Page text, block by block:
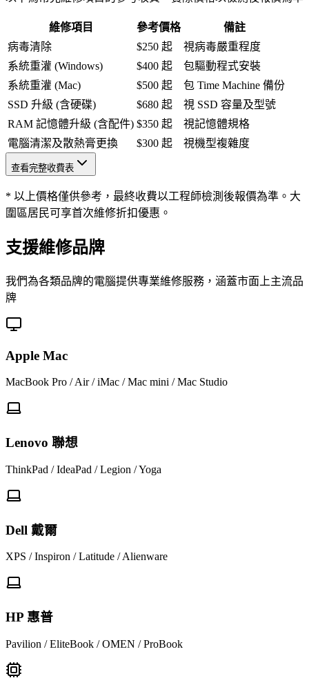
維修項目 參考價格
備註
病毒清除
$250 起
視病毒嚴重程度
系統重灌 (Windows)
$400 起
包驅動程式安裝
系統重灌 (Mac)
$500 起
包 Time Machine 備份
SSD 升級 (含硬碟)
$680 起
視 SSD 容量及型號
RAM 記憶體升級 (含配件) $350 起
視記憶體規格
電腦清潔及散熱膏更換
$300 起 視機型複雜度
查看完整收費表
* 以上價格僅供參考，最終收費以工程師檢測後報價為準。大
圍區居民可享首次維修折扣優惠。
支援維修品牌
我們為各類品牌的電腦提供專業維修服務，涵蓋市面上主流品
牌
Apple Mac
MacBook Pro / Air / iMac / Mac mini / Mac Studio
Lenovo 聯想
ThinkPad / IdeaPad / Legion / Yoga
Dell 戴爾
XPS / Inspiron / Latitude / Alienware
HP 惠普
Pavilion / EliteBook / OMEN / ProBook